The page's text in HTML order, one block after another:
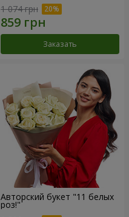
1 074 грн
Заказать
Авторский букет "11 белых
роз!"